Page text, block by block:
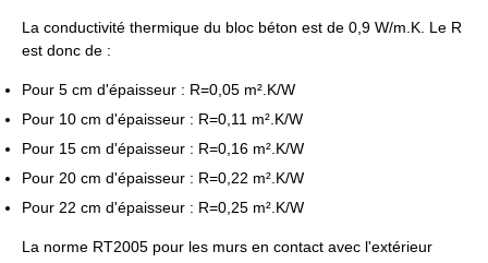
La conductivité thermique du bloc béton est de 0,9 W/m.K. Le R
est donc de :
Pour 5 cm d'épaisseur : R=0,05 m².K/W
Pour 10 cm d'épaisseur : R=0,11 m².K/W
Pour 15 cm d'épaisseur : R=0,16 m².K/W
Pour 20 cm d'épaisseur : R=0,22 m².K/W
Pour 22 cm d'épaisseur : R=0,25 m².K/W
La norme RT2005 pour les murs en contact avec l'extérieur